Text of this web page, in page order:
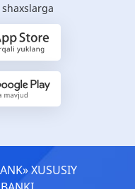
shaxslarga
ХUSUSIY